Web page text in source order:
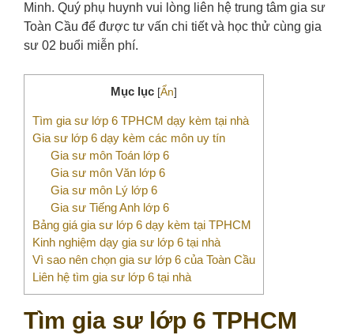
Minh. Quý phụ huynh vui lòng liên hệ trung tâm gia sư
Toàn Cầu để được tư vấn chi tiết và học thử cùng gia
sư 02 buổi miễn phí.
Mục lục [Ẩn]
Tìm gia sư lớp 6 TPHCM dạy kèm tại nhà
Gia sư lớp 6 dạy kèm các môn uy tín
Gia sư môn Toán lớp 6
Gia sư môn Văn lớp 6
Gia sư môn Lý lớp 6
Gia sư Tiếng Anh lớp 6
Bảng giá gia sư lớp 6 dạy kèm tại TPHCM
Kinh nghiệm dạy gia sư lớp 6 tại nhà
Vì sao nên chọn gia sư lớp 6 của Toàn Cầu
Liên hệ tìm gia sư lớp 6 tại nhà
Tìm gia sư lớp 6 TPHCM